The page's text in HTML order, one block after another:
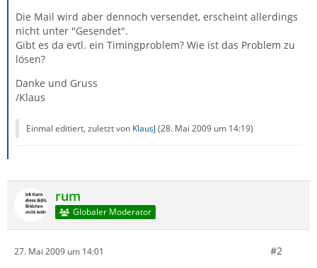
Die Mail wird aber dennoch versendet, erscheint allerdings
nicht unter "Gesendet".
Gibt es da evtl. ein Timingproblem? Wie ist das Problem zu
lösen?
Danke und Gruss
/Klaus
Einmal editiert, zuletzt von KlausJ(28. Mai 2009 um 14:19)
rum
Globaler Moderator
27. Mai 2009 um 14:01 #2